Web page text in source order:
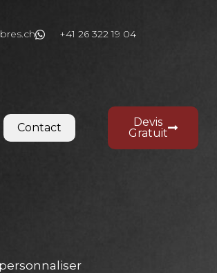
+41 26 322 19 04
Contact
Devis
Gratuit